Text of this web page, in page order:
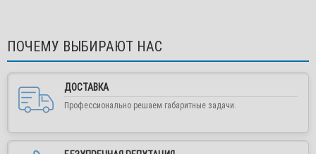
ПОЧЕМУ ВЫБИРАЮТ НАС
ДОСТАВКА
Профессионально решаем габаритные задачи.
Уважаемые покупатели и партнеры!